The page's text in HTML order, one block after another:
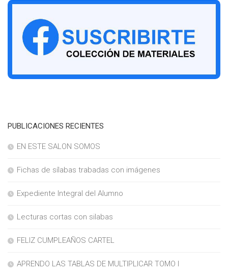
PUBLICACIONES RECIENTES
EN ESTE SALON SOMOS
Fichas de sílabas trabadas con imágenes
Expediente Integral del Alumno
Lecturas cortas con silabas
FELIZ CUMPLEAÑOS CARTEL
APRENDO LAS TABLAS DE MULTIPLICAR TOMO I